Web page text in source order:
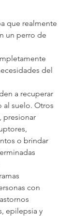
que realmente
un perro de
del
a recuperar
al suelo. Otros
presionar
o brindar
con
epilepsia y